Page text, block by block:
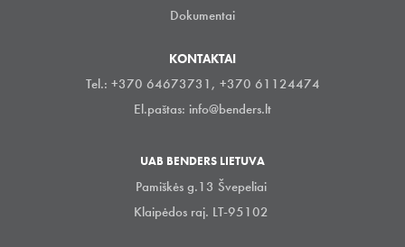
Dokumentai
KONTAKTAI
Tel.: +370 64673731, +370 61124474
El.paštas: info@benders.lt
UAB BENDERS LIETUVA
Pamiškės g.13 Švepeliai
Klaipėdos raj. LT-95102